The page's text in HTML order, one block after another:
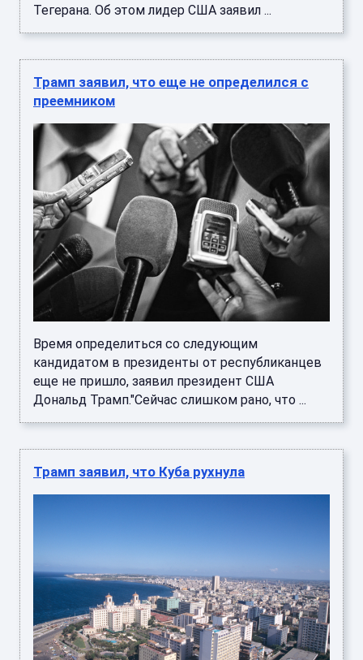
Тегерана. Об этом лидер США заявил ...
Трамп заявил, что еще не определился с
преемником
Время определиться со следующим
кандидатом в президенты от республиканцев
еще не пришло, заявил президент США
Дональд Трамп."Сейчас слишком рано, что ...
Трамп заявил, что Куба рухнула